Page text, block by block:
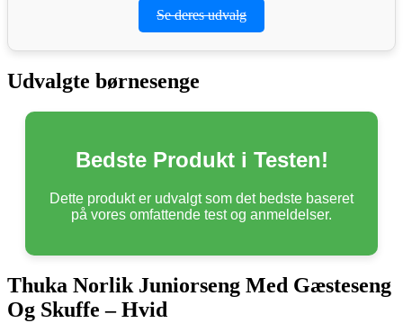
Se deres udvalg
Udvalgte børnesenge
Bedste Produkt i Testen!
Dette produkt er udvalgt som det bedste baseret
på vores omfattende test og anmeldelser.
Thuka Norlik Juniorseng Med Gæsteseng
Og Skuffe – Hvid